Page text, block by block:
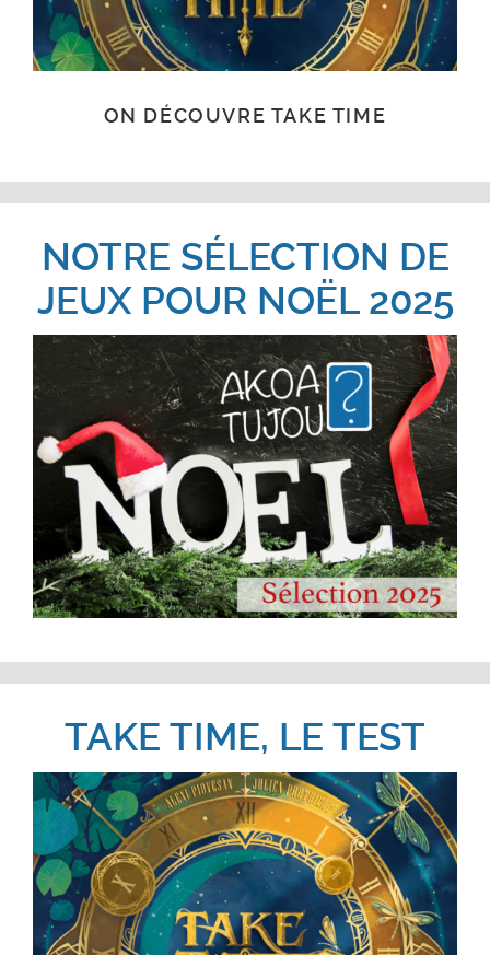
ON DÉCOUVRE TAKE TIME
NOTRE SÉLECTION DE
JEUX POUR NOËL 2025
TAKE TIME, LE TEST